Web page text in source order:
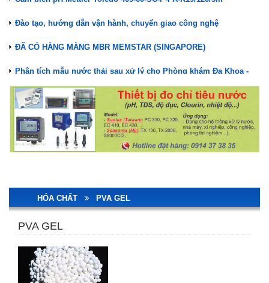
Đào tạo, hướng dẫn vận hành, chuyển giao công nghệ
ĐÃ CÓ HÀNG MÀNG MBR MEMSTAR (SINGAPORE)
Phân tích mẫu nước thải sau xử lý cho Phòng khám Đa Khoa -
Nuôi cấy vi sinh hệ thống XLNT Phòng khám Đa Khoa Nha khoa
Kiểm tra, bảo trì hệ thống XLNT Phòng khám Đa Khoa - Nha khoa
Lắp đặt hệ thống XLNT Phòng Khám Đa Khoa Nha Khoa
Màng lọc MBR Memstar(Mang MBR)- Giải pháp xử lý nước thải
hiệu quả
Thiết bị đo pH nhãn hiệu SUNTEX
Cảm biến pH Mettler Toledo 405-60-SC-P-PA-K19/120/3m
HÓA CHẤT PVA GEL
PVA GEL